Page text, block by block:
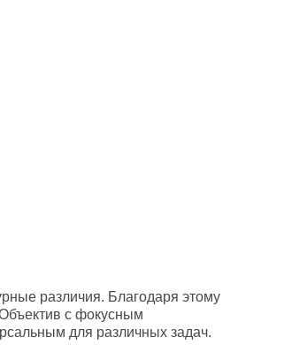
различия. Благодаря этому
с фокусным
для различных задач.